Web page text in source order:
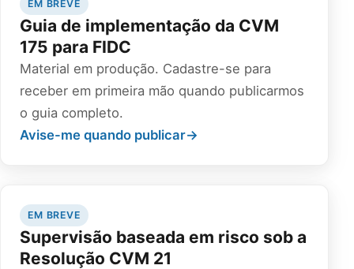
EM BREVE
Guia de implementação da CVM
175 para FIDC
Material em produção. Cadastre-se para
receber em primeira mão quando publicarmos
o guia completo.
Avise-me quando publicar→
EM BREVE
Supervisão baseada em risco sob a
Resolução CVM 21